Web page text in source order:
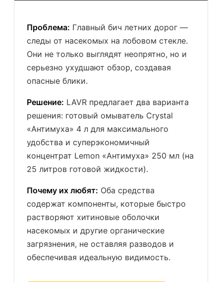
Проблема: Главный бич летних дорог —
следы от насекомых на лобовом стекле.
Они не только выглядят неопрятно, но и
серьезно ухудшают обзор, создавая
опасные блики.
Решение: LAVR предлагает два варианта
решения: готовый омыватель Crystal
«Антимуха» 4 л для максимального
удобства и суперэкономичный
концентрат Lemon «Антимуха» 250 мл (на
25 литров готовой жидкости).
Почему их любят: Оба средства
содержат компоненты, которые быстро
растворяют хитиновые оболочки
насекомых и другие органические
загрязнения, не оставляя разводов и
обеспечивая идеальную видимость.